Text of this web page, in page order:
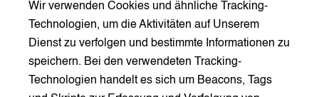
Wir verwenden Cookies und ähnliche Tracking-
Technologien, um die Aktivitäten auf Unserem
Dienst zu verfolgen und bestimmte Informationen zu
speichern. Bei den verwendeten Tracking-
Technologien handelt es sich um Beacons, Tags